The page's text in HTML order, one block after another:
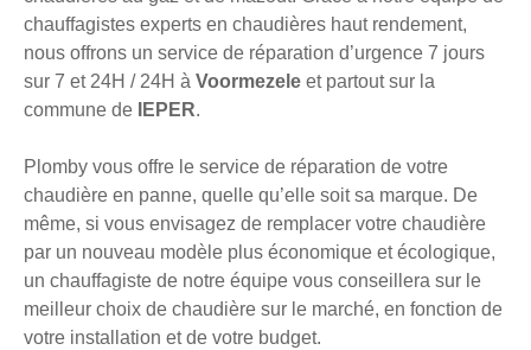
chauffagistes experts en chaudières haut rendement,
nous offrons un service de réparation d’urgence 7 jours
sur 7 et 24H / 24H à Voormezele et partout sur la
commune de
IEPER.
Plomby vous offre le service de réparation de votre
chaudière en panne, quelle qu’elle soit sa marque. De
même, si vous envisagez de remplacer votre chaudière
par un nouveau modèle plus économique et écologique,
un chauffagiste de notre équipe vous conseillera sur le
meilleur choix de chaudière sur le marché, en fonction de
votre installation et de votre budget.